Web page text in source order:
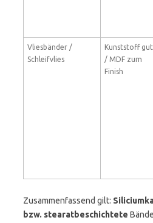
Vliesbänder /
Schleifvlies
Kunststoff gut
/ MDF zum
Finish
Zusammenfassend gilt:
bzw. stearatbeschichtete